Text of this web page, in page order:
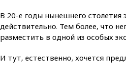
В 20-е годы нынешнего столетия
действительно. Тем более, что
разместить в одной из особых
И тут, естественно, хочется